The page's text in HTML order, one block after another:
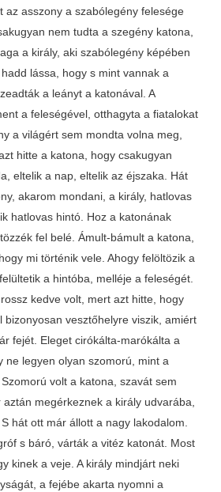
az asszony a szabólegény felesége
nem tudta a szegény katona,
a király, aki szabólegény képében
lássa, hogy s mint vannak a
a leányt a katonával. A
a feleségével, otthagyta a fiatalokat
a világért sem mondta volna meg,
hitte a katona, hogy csakugyan
eltelik a nap, eltelik az éjszaka. Hát
akarom mondani, a király, hatlovas
hatlovas hintó. Hoz a katonának
fel belé. Ámult-bámult a katona,
mi történik vele. Ahogy felöltözik a
a hintóba, melléje a feleségét.
kedve volt, mert azt hitte, hogy
bizonyosan vesztőhelyre viszik, amiért
fejét. Eleget cirókálta-marókálta a
ne legyen olyan szomorú, mint a
volt a katona, szavát sem
megérkeznek a király udvarába,
hát ott már állott a nagy lakodalom.
s báró, várták a vitéz katonát. Most
kinek a veje. A király mindjárt neki
a fejébe akarta nyomni a